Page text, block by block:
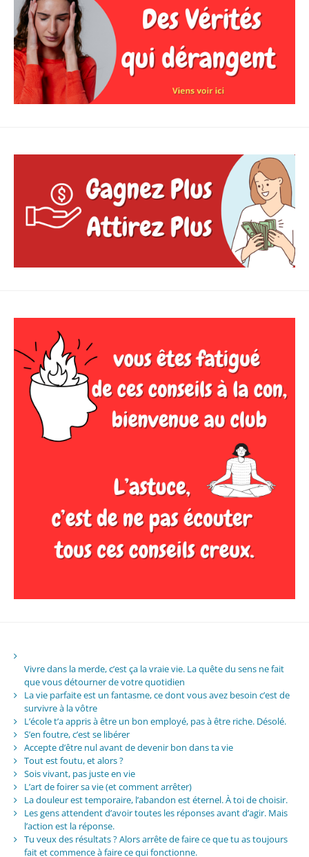
Vivre dans la merde, c’est ça la vraie vie. La quête du sens ne fait
que vous détourner de votre quotidien
La vie parfaite est un fantasme, ce dont vous avez besoin c’est de
survivre à la vôtre
L’école t’a appris à être un bon employé, pas à être riche. Désolé.
S’en foutre, c’est se libérer
Accepte d’être nul avant de devenir bon dans ta vie
Tout est foutu, et alors ?
Sois vivant, pas juste en vie
L’art de foirer sa vie (et comment arrêter)
La douleur est temporaire, l’abandon est éternel. À toi de choisir.
Les gens attendent d’avoir toutes les réponses avant d’agir. Mais
l’action est la réponse.
Tu veux des résultats ? Alors arrête de faire ce que tu as toujours
fait et commence à faire ce qui fonctionne.